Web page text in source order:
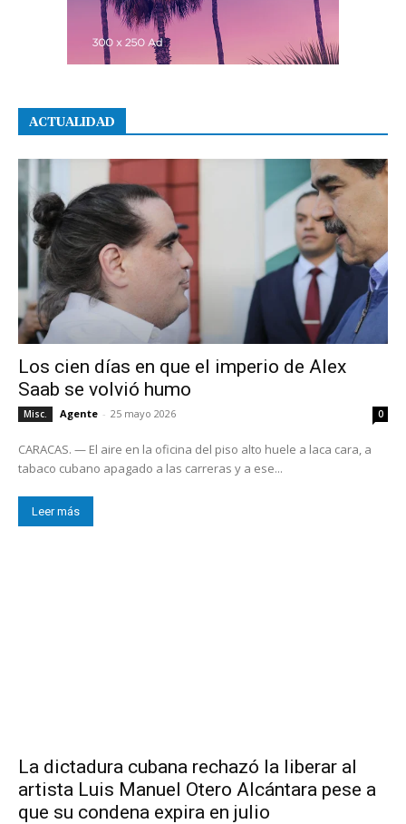
ACTUALIDAD
Los cien días en que el imperio de Alex
Saab se volvió humo
Misc. Agente - 25 mayo 2026 0
CARACAS. — El aire en la oficina del piso alto huele a laca cara, a
tabaco cubano apagado a las carreras y a ese...
Leer más
La dictadura cubana rechazó la liberar al
artista Luis Manuel Otero Alcántara pese a
que su condena expira en julio